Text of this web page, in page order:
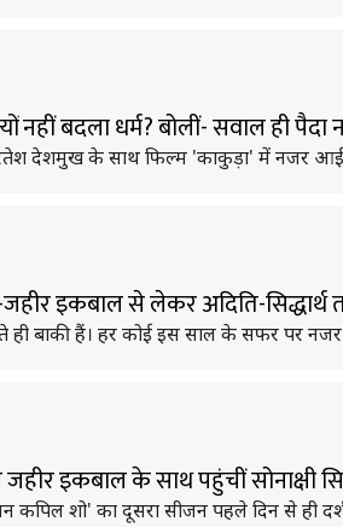
नहीं बदला धर्म? बोलीं- सवाल ही पैदा
रितेश देशमुख के साथ फिल्म 'काकुड़ा' में नजर
जहीर इकबाल से लेकर अदिति-
बाकी हैं। हर कोई इस साल के सफर पर नजर
इकबाल के साथ पहुंचीं सोनाक्षी
कपिल शो' का दूसरा सीजन पहले दिन से ही